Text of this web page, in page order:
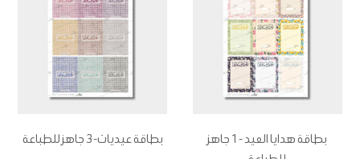
بطاقة هدايا العيد -1 جاهز
بطاقة عيديات-3 جاهز للطباعة